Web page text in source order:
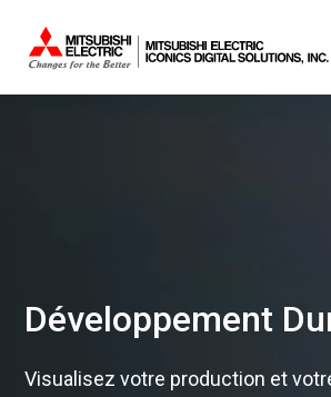
Spanish
Développement
Visualisez votre production et